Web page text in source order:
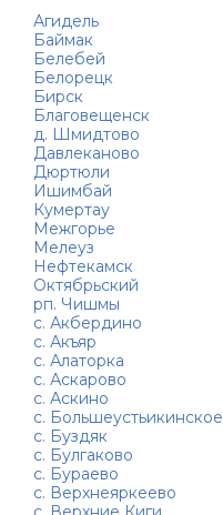
Агидель
Баймак
Белебей
Белорецк
Бирск
Благовещенск
д. Шмидтово
Давлеканово
Дюртюли
Ишимбай
Кумертау
Межгорье
Мелеуз
Нефтекамск
Октябрьский
рп. Чишмы
с. Акбердино
с. Акъяр
с. Алаторка
с. Аскарово
с. Аскино
с. Большеустьикинское
с. Буздяк
с. Булгаково
с. Бураево
с. Верхнеяркеево